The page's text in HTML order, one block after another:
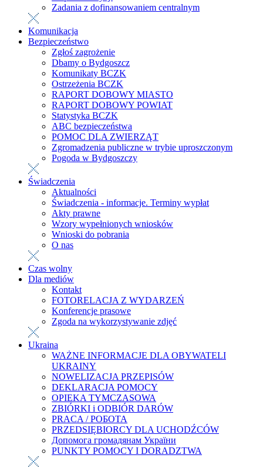
Zadania z dofinansowaniem centralnym
Komunikacja
Bezpieczeństwo
Zgłoś zagrożenie
Dbamy o Bydgoszcz
Komunikaty BCZK
Ostrzeżenia BCZK
RAPORT DOBOWY MIASTO
RAPORT DOBOWY POWIAT
Statystyka BCZK
ABC bezpieczeństwa
POMOC DLA ZWIERZĄT
Zgromadzenia publiczne w trybie uproszczonym
Pogoda w Bydgoszczy
Świadczenia
Aktualności
Świadczenia - informacje. Terminy wypłat
Akty prawne
Wzory wypełnionych wniosków
Wnioski do pobrania
O nas
Czas wolny
Dla mediów
Kontakt
FOTORELACJA Z WYDARZEŃ
Konferencje prasowe
Zgoda na wykorzystywanie zdjęć
Ukraina
WAŻNE INFORMACJE DLA OBYWATELI
UKRAINY
NOWELIZACJA PRZEPISÓW
DEKLARACJA POMOCY
OPIEKA TYMCZASOWA
ZBIÓRKI i ODBIÓR DARÓW
PRACA / РОБОТА
PRZEDSIĘBIORCY DLA UCHODŹCÓW
Допомога громадянам України
PUNKTY POMOCY I DORADZTWA